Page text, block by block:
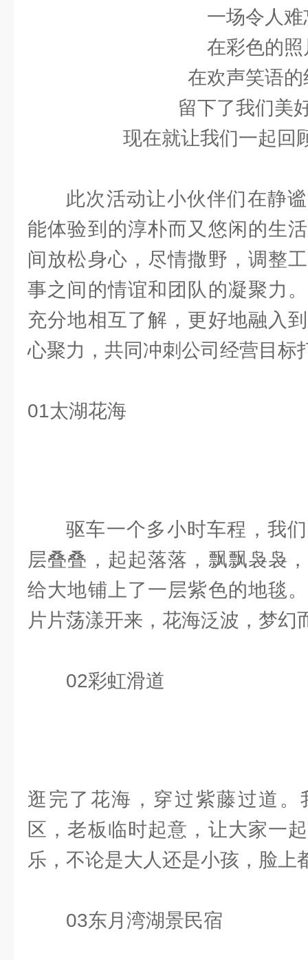
一场令人
在彩色的
在欢声笑语
留下了我们美
现在就让我们一起回
此次活动让小伙伴们在静
能体验到的淳朴而又悠闲的生
间放松身心，尽情撒野，调整
事之间的情谊和团队的凝聚力
充分地相互了解，更好地融入
心聚力，共同冲刺公司经营目标
01太湖花海
驱车一个多小时车程，我
层叠叠，起起落落，飘飘袅袅
给大地铺上了一层紫色的地毯
片片荡漾开来，花海泛波，梦幻
02彩虹滑道
逛完了花海，穿过紫藤过道
区，老板临时起意，让大家一
乐，不论是大人还是小孩，脸上
03东月湾湖景民宿